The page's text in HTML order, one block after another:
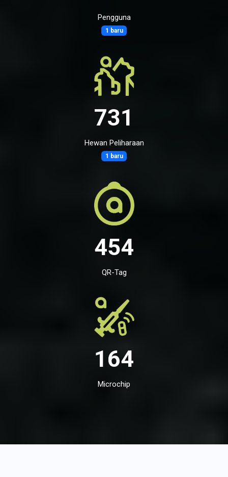
Pengguna
1 baru
731
Hewan Peliharaan
1 baru
454
QR-Tag
164
Microchip